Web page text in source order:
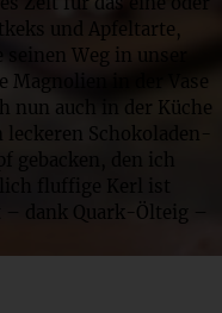
und Apfeltarte,
Weg in unser
Magnolien in der Vase
nun auch in der Küche
Schokoladen-
den ich
fluffige Kerl ist
dank Quark-Ölteig –